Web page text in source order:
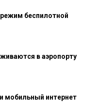
беспилотной
в аэропорту
мобильный интернет